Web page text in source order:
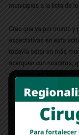
municipios a la lista de
Creo que ya por monto
expectativas en esta
todavía estar en más
acerquen con nosotros,
un apoyo, es importante
seamos una institución
es un crédito, hay una